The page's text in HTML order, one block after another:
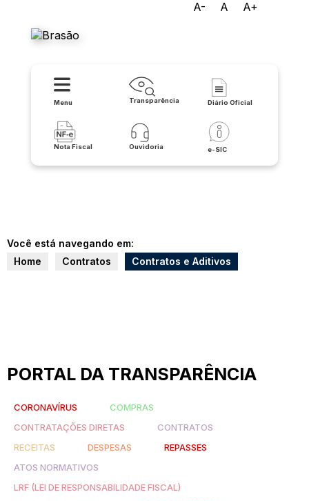
A- A A+
Menu Transparência Diário Oficial
Nota Fiscal Ouvidoria e-SIC
Você está navegando em:
Home
Contratos Contratos e Aditivos
PORTAL DA TRANSPARÊNCIA
CORONAVÍRUS
COMPRAS
CONTRATAÇÕES DIRETAS
CONTRATOS
RECEITAS
DESPESAS
REPASSES
ATOS NORMATIVOS
LRF (LEI DE RESPONSABILIDADE FISCAL)